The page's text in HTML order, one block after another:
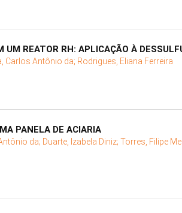
REATOR RH: APLICAÇÃO À
Carlos Antônio da; Rodrigues, Eliana Ferreira
PANELA DE ACIARIA
da; Duarte, Izabela Diniz; Torres, Filipe